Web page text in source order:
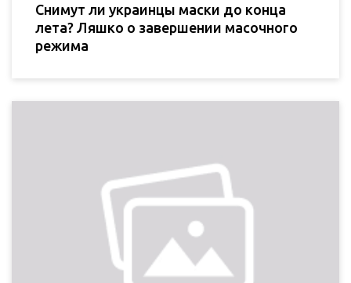
Снимут ли украинцы маски до конца
лета? Ляшко о завершении масочного
режима